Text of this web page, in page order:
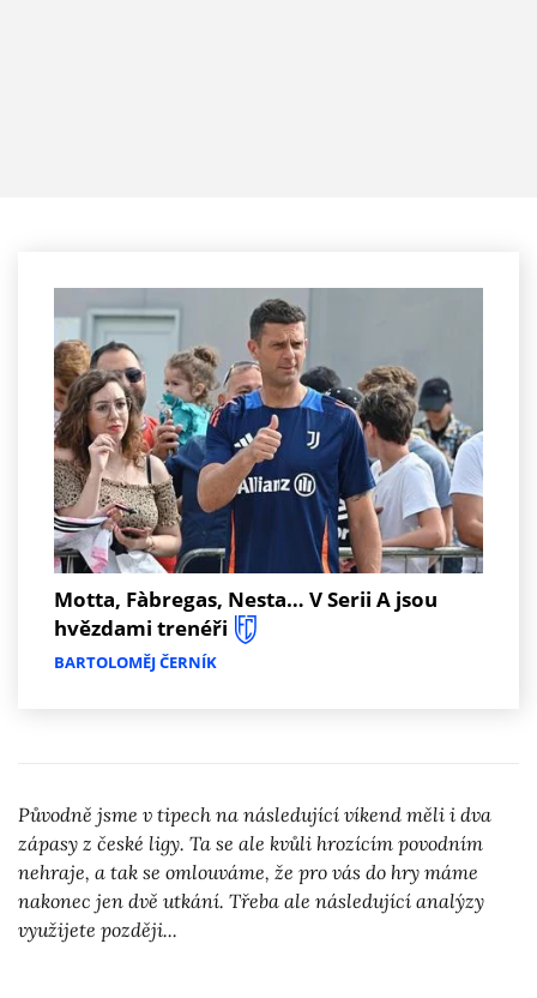
Motta, Fàbregas, Nesta… V Serii A jsou
hvězdami trenéři
BARTOLOMĚJ ČERNÍK
Původně jsme v tipech na následující víkend měli i dva
zápasy z české ligy. Ta se ale kvůli hrozícím povodním
nehraje, a tak se omlouváme, že pro vás do hry máme
nakonec jen dvě utkání. Třeba ale následující analýzy
využijete později...